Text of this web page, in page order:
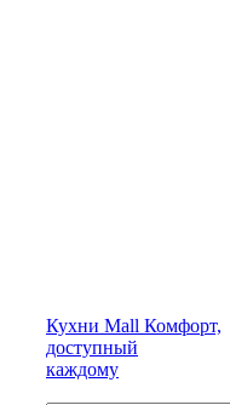
Кухни Mall Комфорт,
доступный
каждому